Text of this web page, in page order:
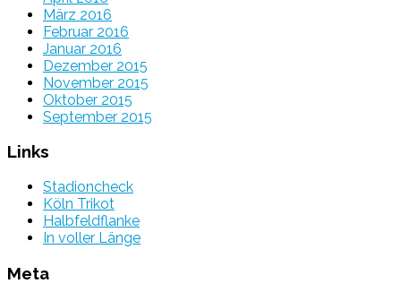
März 2016
Februar 2016
Januar 2016
Dezember 2015
November 2015
Oktober 2015
September 2015
Links
Stadioncheck
Köln Trikot
Halbfeldflanke
In voller Länge
Meta